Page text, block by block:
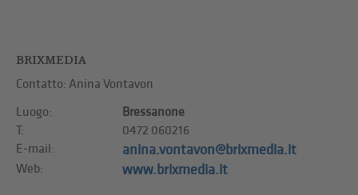
BRIXMEDIA
Contatto: Anina Vontavon
Luogo:
Bressanone
T:
0472 060216
E-mail:
anina.vontavon@brixmedia.it
Web: www.brixmedia.it